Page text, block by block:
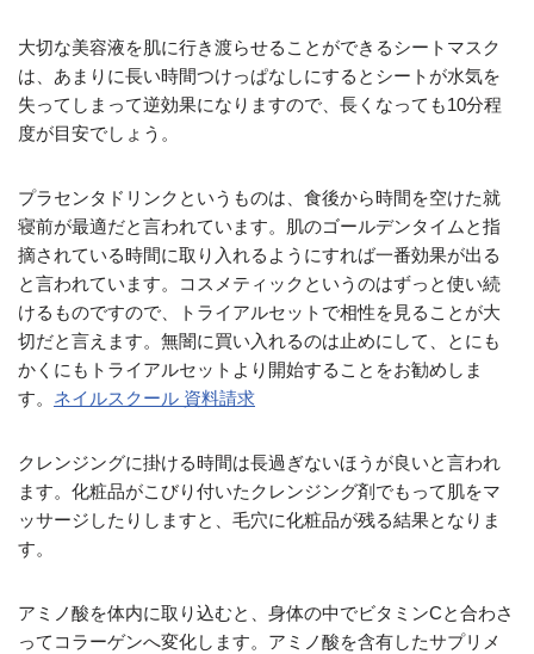
大切な美容液を肌に行き渡らせることができるシートマスク
は、あまりに長い時間つけっぱなしにするとシートが水気を
失ってしまって逆効果になりますので、長くなっても10分程
度が目安でしょう。
プラセンタドリンクというものは、食後から時間を空けた就
寝前が最適だと言われています。肌のゴールデンタイムと指
摘されている時間に取り入れるようにすれば一番効果が出る
と言われています。コスメティックというのはずっと使い続
けるものですので、トライアルセットで相性を見ることが大
切だと言えます。無闇に買い入れるのは止めにして、とにも
かくにもトライアルセットより開始することをお勧めしま
す。 ネイルスクール 資料請求
クレンジングに掛ける時間は長過ぎないほうが良いと言われ
ます。化粧品がこびり付いたクレンジング剤でもって肌をマ
ッサージしたりしますと、毛穴に化粧品が残る結果となりま
す。
アミノ酸を体内に取り込むと、身体の中でビタミンCと合わさ
ってコラーゲンへ変化します。アミノ酸を含有したサプリメ